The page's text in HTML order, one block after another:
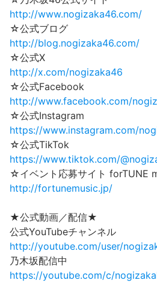
http://www.nogizaka46.com/
☆公式ブログ
http://blog.nogizaka46.com/
☆公式X
http://x.com/nogizaka46
☆公式Facebook
http://www.facebook.com/
☆公式Instagram
https://www.instagram.com/
☆公式TikTok
https://www.tiktok.com/
☆イベント応募サイト forTUNE
http://fortunemusic.jp/
★公式動画／配信★
公式YouTubeチャンネル
http://youtube.com/user/
乃木坂配信中
https://youtube.com/c/